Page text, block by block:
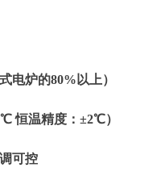
电炉的80% 以上）
恒温精度：±2℃）
可控